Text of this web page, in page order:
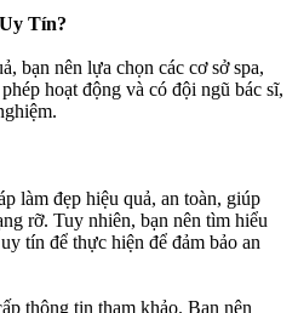
Tín?
bạn nên lựa chọn các cơ sở spa,
hoạt động và có đội ngũ bác sĩ,
làm đẹp hiệu quả, an toàn, giúp
rỡ. Tuy nhiên, bạn nên tìm hiểu
tín để thực hiện để đảm bảo an
thông tin tham khảo. Bạn nên